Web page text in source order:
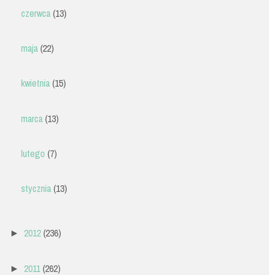
czerwca(13)
maja(22)
kwietnia(15)
marca(13)
lutego (7)
stycznia(13)
► 2012(236)
► 2011(262)